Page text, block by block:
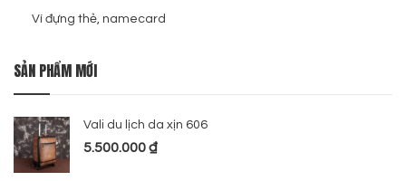
Ví đựng thẻ, namecard
SẢN PHẨM MỚI
Vali du lịch da xịn 606
5.500.000₫